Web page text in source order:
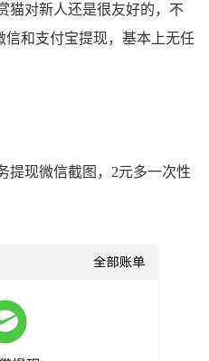
对新人还是很友好的，不
和支付宝提现，基本上无任
现微信截图，2元多一次性